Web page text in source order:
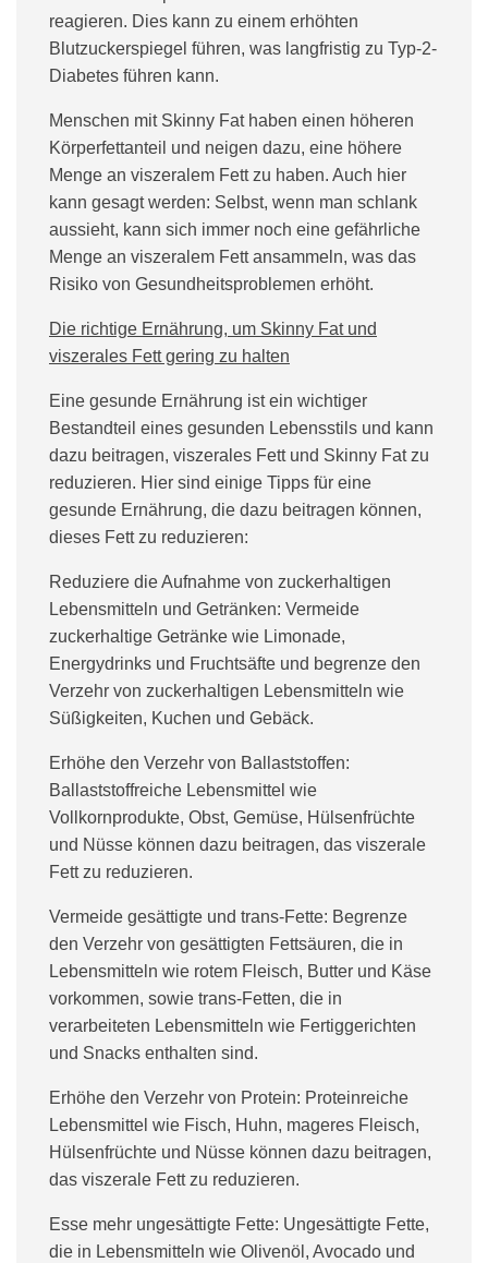
reagieren. Dies kann zu einem erhöhten
Blutzuckerspiegel führen, was langfristig zu Typ-2-
Diabetes führen kann.
Menschen mit Skinny Fat haben einen höheren
Körperfettanteil und neigen dazu, eine höhere
Menge an viszeralem Fett zu haben. Auch hier
kann gesagt werden: Selbst, wenn man schlank
aussieht, kann sich immer noch eine gefährliche
Menge an viszeralem Fett ansammeln, was das
Risiko von Gesundheitsproblemen erhöht.
Die richtige Ernährung, um Skinny Fat und
viszerales Fett gering zu halten
Eine gesunde Ernährung ist ein wichtiger
Bestandteil eines gesunden Lebensstils und kann
dazu beitragen, viszerales Fett und Skinny Fat zu
reduzieren. Hier sind einige Tipps für eine
gesunde Ernährung, die dazu beitragen können,
dieses Fett zu reduzieren:
Reduziere die Aufnahme von zuckerhaltigen
Lebensmitteln und Getränken: Vermeide
zuckerhaltige Getränke wie Limonade,
Energydrinks und Fruchtsäfte und begrenze den
Verzehr von zuckerhaltigen Lebensmitteln wie
Süßigkeiten, Kuchen und Gebäck.
Erhöhe den Verzehr von Ballaststoffen:
Ballaststoffreiche Lebensmittel wie
Vollkornprodukte, Obst, Gemüse, Hülsenfrüchte
und Nüsse können dazu beitragen, das viszerale
Fett zu reduzieren.
Vermeide gesättigte und trans-Fette: Begrenze
den Verzehr von gesättigten Fettsäuren, die in
Lebensmitteln wie rotem Fleisch, Butter und Käse
vorkommen, sowie trans-Fetten, die in
verarbeiteten Lebensmitteln wie Fertiggerichten
und Snacks enthalten sind.
Erhöhe den Verzehr von Protein: Proteinreiche
Lebensmittel wie Fisch, Huhn, mageres Fleisch,
Hülsenfrüchte und Nüsse können dazu beitragen,
das viszerale Fett zu reduzieren.
Esse mehr ungesättigte Fette: Ungesättigte Fette,
die in Lebensmitteln wie Olivenöl, Avocado und